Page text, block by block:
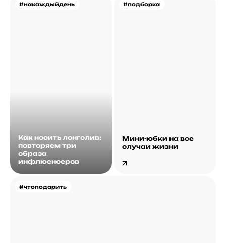
#накаждыйдень
Как носить лонгслив:
повторяем три
образа
инфлюенсеров
#чтоподарить
#подборка
Мини-юбки на все
случаи жизни